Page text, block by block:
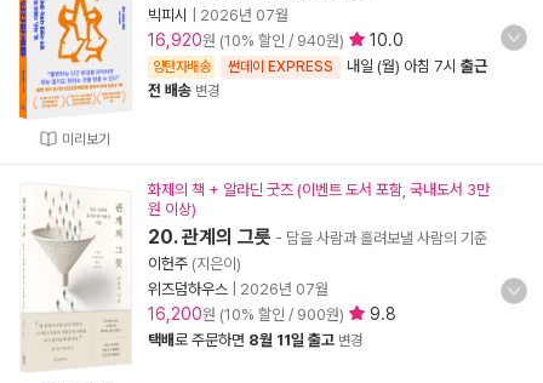
미리보기
빅피시
2026년 07월
16,920원 (10% 할인 / 940원) 10.0
양탄자배송 썬데이 EXPRESS 내일 (월) 아침 7시 출근
전 배송 변경
화제의 책 + 알라딘 굿즈 (이벤트 도서 포함, 국내도서 3만
원 이상)
20. 관계의 그릇 - 담을 사람과 흘려보낼 사람의 기준
이헌주 (지은이)
위즈덤하우스
2026년 07월
16,200원 (10% 할인 / 900원) 9.8
택배로 주문하면 8월 11일 출고 변경